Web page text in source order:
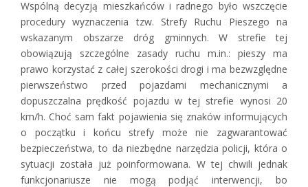
Wspólną decyzją mieszkańców i radnego było wszczęcie
procedury wyznaczenia tzw. Strefy Ruchu Pieszego na
wskazanym obszarze dróg gminnych. W strefie tej
obowiązują szczególne zasady ruchu m.in.: pieszy ma
prawo korzystać z całej szerokości drogi i ma bezwzględne
pierwszeństwo przed pojazdami mechanicznymi a
dopuszczalna prędkość pojazdu w tej strefie wynosi 20
km/h. Choć sam fakt pojawienia się znaków informujących
o początku i końcu strefy może nie zagwarantować
bezpieczeństwa, to da niezbędne narzędzia policji, która o
sytuacji została już poinformowana. W tej chwili jednak
funkcjonariusze nie mogą podjąć interwencji, bo